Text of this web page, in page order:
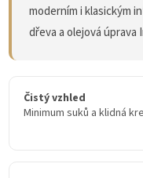
moderním i klasickým
dřeva a olejová
Čistý vzhled
Minimum suků a klidná